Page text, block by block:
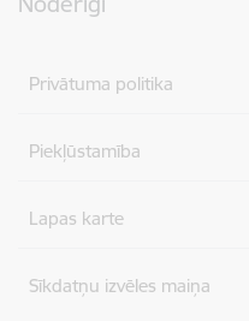
Privātuma politika
Piekļūstamība
Lapas karte
Sīkdatņu izvēles maiņa